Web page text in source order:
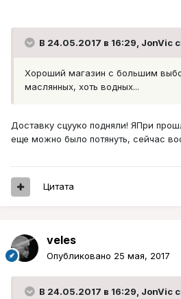
В 24.05.2017 в 16:29, JonVic
Хороший магазин с большим
маслянных, хоть водных...
Доставку сцууко подняли! ЯПри
еще можно было потянуть, сейчас
Цитата
veles
Опубликовано 25 мая, 2017
В 24.05.2017 в 16:29, JonVic